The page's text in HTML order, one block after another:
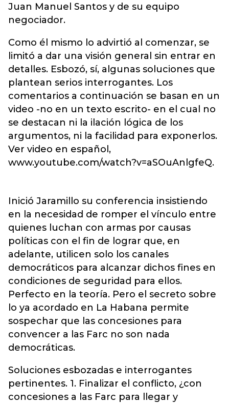
Juan Manuel Santos y de su equipo
negociador.
Como él mismo lo advirtió al comenzar, se
limitó a dar una visión general sin entrar en
detalles. Esbozó, sí, algunas soluciones que
plantean serios interrogantes. Los
comentarios a continuación se basan en un
video -no en un texto escrito- en el cual no
se destacan ni la ilación lógica de los
argumentos, ni la facilidad para exponerlos.
Ver video en español,
www.youtube.com/watch?v=aSOuAnlgfeQ.
Inició Jaramillo su conferencia insistiendo
en la necesidad de romper el vínculo entre
quienes luchan con armas por causas
políticas con el fin de lograr que, en
adelante, utilicen solo los canales
democráticos para alcanzar dichos fines en
condiciones de seguridad para ellos.
Perfecto en la teoría. Pero el secreto sobre
lo ya acordado en La Habana permite
sospechar que las concesiones para
convencer a las Farc no son nada
democráticas.
Soluciones esbozadas e interrogantes
pertinentes. 1. Finalizar el conflicto, ¿con
concesiones a las Farc para llegar y